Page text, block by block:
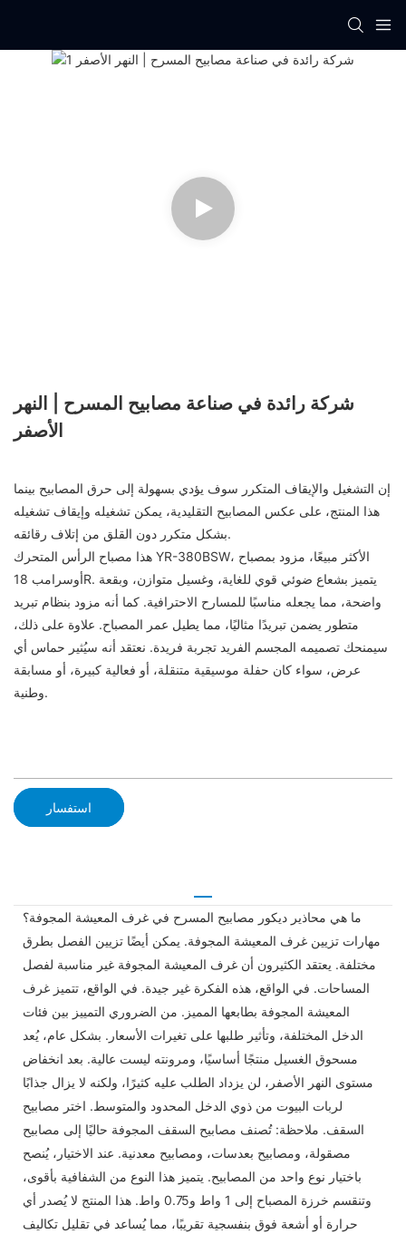
شركة رائدة في صناعة مصابيح المسرح | النهر
الأصفر
إن التشغيل والإيقاف المتكرر سوف يؤدي بسهولة إلى حرق المصابيح بينما
هذا المنتج، على عكس المصابيح التقليدية، يمكن تشغيله وإيقاف تشغيله
بشكل متكرر دون القلق من إتلاف رقائقه.
هذا مصباح الرأس المتحرك YR-380BSW، الأكثر مبيعًا، مزود بمصباح
أوسرامب 18R. يتميز بشعاع ضوئي قوي للغاية، وغسيل متوازن، وبقعة
واضحة، مما يجعله مناسبًا للمسارح الاحترافية. كما أنه مزود بنظام تبريد
متطور يضمن تبريدًا مثاليًا، مما يطيل عمر المصباح. علاوة على ذلك،
سيمنحك تصميمه المجسم الفريد تجربة فريدة. نعتقد أنه سيُثير حماس أي
عرض، سواء كان حفلة موسيقية متنقلة، أو فعالية كبيرة، أو مسابقة
وطنية.
استفسار
ما هي محاذير ديكور مصابيح المسرح في غرف المعيشة المجوفة؟
مهارات تزيين غرف المعيشة المجوفة. يمكن أيضًا تزيين الفصل بطرق
مختلفة. يعتقد الكثيرون أن غرف المعيشة المجوفة غير مناسبة لفصل
المساحات. في الواقع، هذه الفكرة غير جيدة. في الواقع، تتميز غرف
المعيشة المجوفة بطابعها المميز. من الضروري التمييز بين فئات
الدخل المختلفة، وتأثير طلبها على تغيرات الأسعار. بشكل عام، يُعد
مسحوق الغسيل منتجًا أساسيًا، ومرونته ليست عالية. بعد انخفاض
مستوى النهر الأصفر، لن يزداد الطلب عليه كثيرًا، ولكنه لا يزال جذابًا
لربات البيوت من ذوي الدخل المحدود والمتوسط. اختر مصابيح
السقف. ملاحظة: تُصنف مصابيح السقف المجوفة حاليًا إلى مصابيح
مصقولة، ومصابيح بعدسات، ومصابيح معدنية. عند الاختيار، يُنصح
باختيار نوع واحد من المصابيح. يتميز هذا النوع من الشفافية بأقوى،
وتنقسم خرزة المصباح إلى 1 واط و0.75 واط. هذا المنتج لا يُصدر أي
حرارة أو أشعة فوق بنفسجية تقريبًا، مما يُساعد في تقليل تكاليف